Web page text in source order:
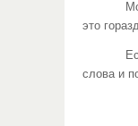
Можно
это
Если
слова и